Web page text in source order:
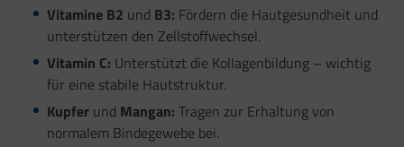
Vitamine B2 und B3: Fördern die Hautgesundheit und
unterstützen den Zellstoffwechsel.
Vitamin C: Unterstützt die Kollagenbildung – wichtig
für eine stabile Hautstruktur.
Kupfer und Mangan: Tragen zur Erhaltung von
normalem Bindegewebe bei.